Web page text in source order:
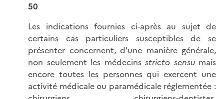
50
Les indications fournies ci-après au sujet de
certains cas particuliers susceptibles de se
présenter concernent, d'une manière générale,
non seulement les médecins stricto sensumais
encore toutes les personnes qui exercent une
activité médicale ou paramédicale réglementée :